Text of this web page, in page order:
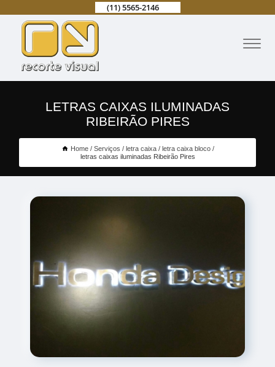
(11) 5565-2146
LETRAS CAIXAS ILUMINADAS
RIBEIRÃO PIRES
Home Serviços letra caixa
letra caixa bloco
letras caixas iluminadas Ribeirão Pires